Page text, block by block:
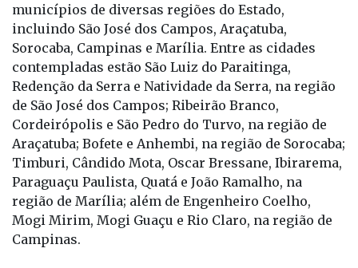
municípios de diversas regiões do Estado,
incluindo São José dos Campos, Araçatuba,
Sorocaba, Campinas e Marília. Entre as cidades
contempladas estão São Luiz do Paraitinga,
Redenção da Serra e Natividade da Serra, na região
de São José dos Campos; Ribeirão Branco,
Cordeirópolis e São Pedro do Turvo, na região de
Araçatuba; Bofete e Anhembi, na região de Sorocaba;
Timburi, Cândido Mota, Oscar Bressane, Ibirarema,
Paraguaçu Paulista, Quatá e João Ramalho, na
região de Marília; além de Engenheiro Coelho,
Mogi Mirim, Mogi Guaçu e Rio Claro, na região de
Campinas.